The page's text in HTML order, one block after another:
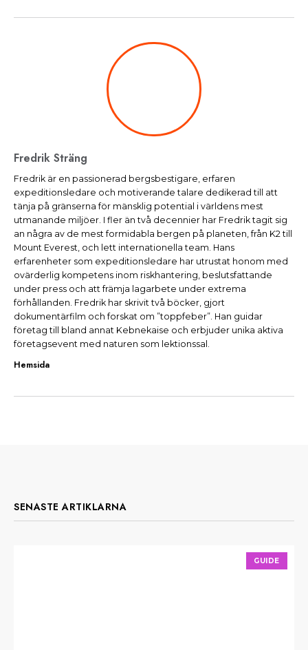
Fredrik Sträng
Fredrik är en passionerad bergsbestigare, erfaren
expeditionsledare och motiverande talare dedikerad till att
tänja på gränserna för mänsklig potential i världens mest
utmanande miljöer. I fler än två decennier har Fredrik tagit sig
an några av de mest formidabla bergen på planeten, från K2 till
Mount Everest, och lett internationella team. Hans
erfarenheter som expeditionsledare har utrustat honom med
ovärderlig kompetens inom riskhantering, beslutsfattande
under press och att främja lagarbete under extrema
förhållanden. Fredrik har skrivit två böcker, gjort
dokumentärfilm och forskat om ”toppfeber”. Han guidar
företag till bland annat Kebnekaise och erbjuder unika aktiva
företagsevent med naturen som lektionssal.
Hemsida
SENASTE ARTIKLARNA
GUIDE